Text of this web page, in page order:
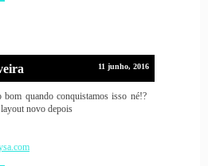
11 junho, 2016
bom quando conquistamos isso né!?
novo depois